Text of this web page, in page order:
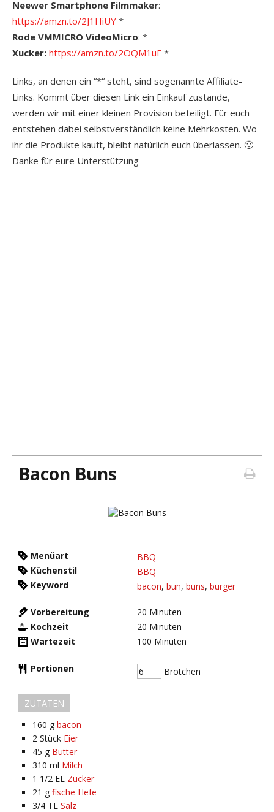
Neewer Smartphone Filmmaker:
https://amzn.to/2J1HiUY *
Rode VMMICRO VideoMicro: *
Xucker: https://amzn.to/2OQM1uF *
Links, an denen ein “*“ steht, sind sogenannte Affiliate-
Links. Kommt über diesen Link ein Einkauf zustande,
werden wir mit einer kleinen Provision beteiligt. Für euch
entstehen dabei selbstverständlich keine Mehrkosten. Wo
ihr die Produkte kauft, bleibt natürlich euch überlassen. 🙂
Danke für eure Unterstützung
Bacon Buns
Menüart
BBQ
Küchenstil
BBQ
Keyword
bacon, bun, buns, burger
Vorbereitung 20 Minuten
Kochzeit
20 Minuten
Wartezeit
100 Minuten
Portionen Brötchen
ZUTATEN
160 g bacon
2 Stück Eier
45 g Butter
310 ml Milch
1 1/2 EL Zucker
21 g fische Hefe
3/4 TL Salz